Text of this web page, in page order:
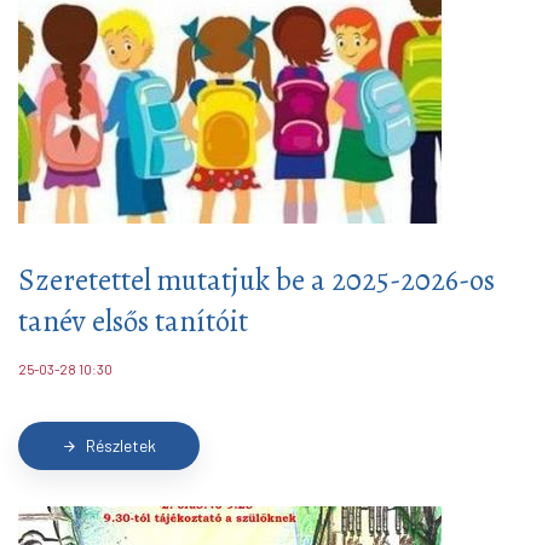
Szeretettel mutatjuk be a 2025-2026-os
tanév elsős tanítóit
25-03-28 10:30
arrow_forward Részletek